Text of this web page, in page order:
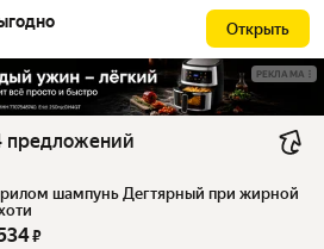
Открыть
РЕКЛАМА
предложений
шампунь Дегтярный при жирной
₽